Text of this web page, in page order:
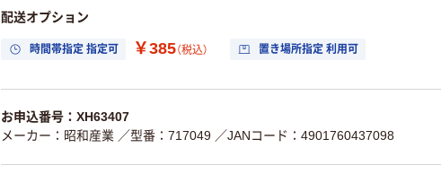
配送オプション
時間帯指定 指定可 ￥385（税込） 置き場所指定 利用可
お申込番号：XH63407
メーカー：昭和産業 ／型番：717049 ／JANコード：4901760437098